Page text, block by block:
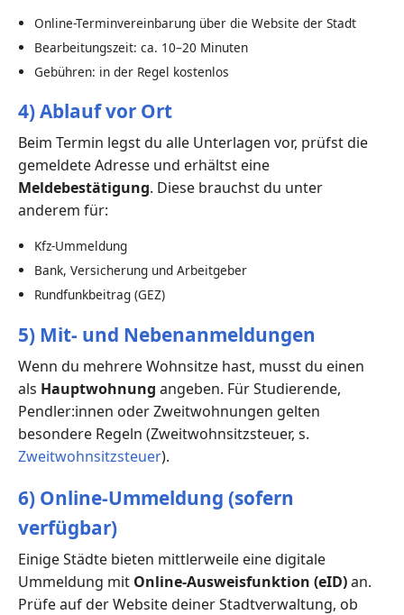
Online-Terminvereinbarung über die Website der Stadt
Bearbeitungszeit: ca. 10–20 Minuten
Gebühren: in der Regel kostenlos
4) Ablauf vor Ort
Beim Termin legst du alle Unterlagen vor, prüfst die
gemeldete Adresse und erhältst eine
Meldebestätigung. Diese brauchst du unter
anderem für:
Kfz-Ummeldung
Bank, Versicherung und Arbeitgeber
Rundfunkbeitrag (GEZ)
5) Mit- und Nebenanmeldungen
Wenn du mehrere Wohnsitze hast, musst du einen
als Hauptwohnung angeben. Für Studierende,
Pendler:innen oder Zweitwohnungen gelten
besondere Regeln (Zweitwohnsitzsteuer, s.
Zweitwohnsitzsteuer).
6) Online-Ummeldung (sofern
verfügbar)
Einige Städte bieten mittlerweile eine digitale
Ummeldung mit Online-Ausweisfunktion (eID)an.
Prüfe auf der Website deiner Stadtverwaltung, ob